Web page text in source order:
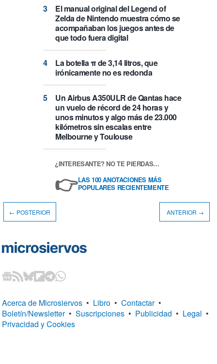
El manual original del Legend of
Zelda de Nintendo muestra cómo se
acompañaban los juegos antes de
que todo fuera digital
La botella π de 3,14 litros, que
irónicamente no es redonda
Un Airbus A350ULR de Qantas hace
un vuelo de récord de 24 horas y
unos minutos y algo más de 23.000
kilómetros sin escalas entre
Melbourne y Toulouse
¿INTERESANTE? NO TE PIERDAS…
👉LAS 100 ANOTACIONES MÁS
POPULARES RECIENTEMENTE
← POSTERIOR ANTERIOR →
Acerca de Microsiervos • Libro • Contactar •
Boletín/Newsletter • Suscripciones • Publicidad • Legal •
Privacidad y Cookies